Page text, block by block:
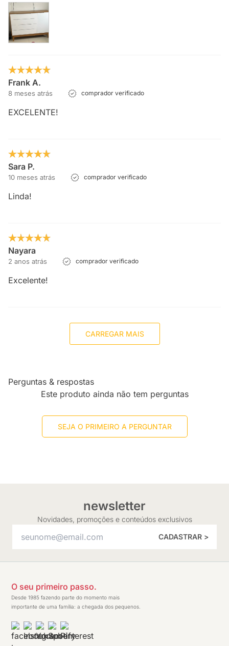
Frank A.
8 meses atrás comprador verificado
EXCELENTE!
Sara P.
10 meses atrás comprador verificado
Linda!
Nayara
2 anos atrás comprador verificado
Excelente!
CARREGAR MAIS
Perguntas & respostas
Este produto ainda não tem perguntas
SEJA O PRIMEIRO A PERGUNTAR
newsletter
Novidades, promoções e conteúdos exclusivos
CADASTRAR >
O seu primeiro passo.
Desde 1985 fazendo parte do momento mais
importante de uma família: a chegada dos pequenos.